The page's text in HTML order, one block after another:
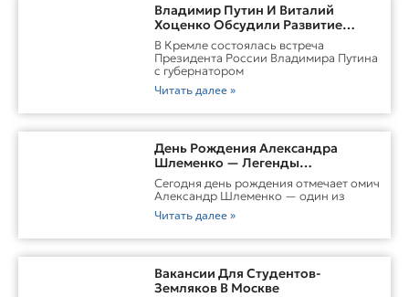
Владимир Путин И Виталий
Хоценко Обсудили Развитие
Омской Области
В Кремле состоялась встреча
Президента России Владимира Путина
с губернатором
Читать далее »
День Рождения Александра
Шлеменко — Легенды
Российского ММА
Сегодня день рождения отмечает омич
Александр Шлеменко — один из
Читать далее »
Вакансии Для Студентов-
Земляков В Москве